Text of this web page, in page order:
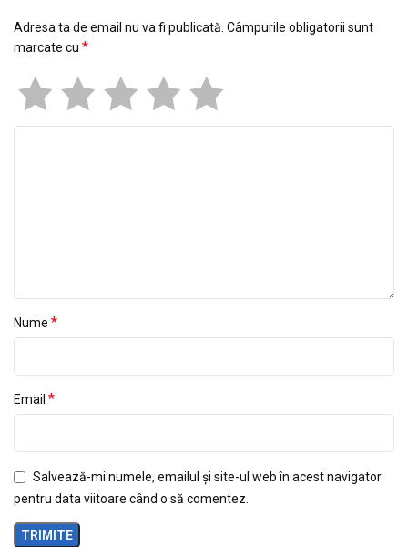
Adresa ta de email nu va fi publicată. Câmpurile obligatorii sunt
marcate cu *
Nume *
Email *
Salvează-mi numele, emailul și site-ul web în acest navigator
pentru data viitoare când o să comentez.